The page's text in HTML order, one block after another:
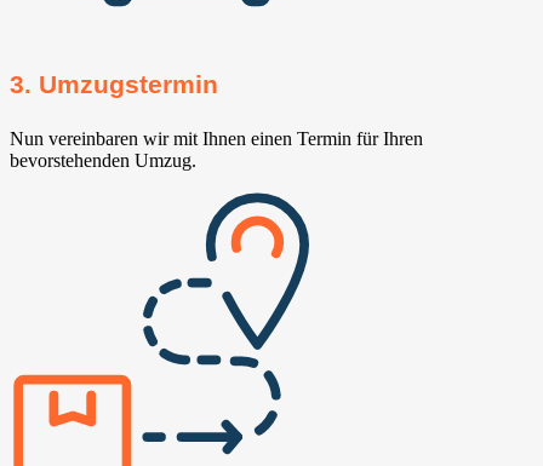
3. Umzugstermin
Nun vereinbaren wir mit Ihnen einen Termin für Ihren
bevorstehenden Umzug.